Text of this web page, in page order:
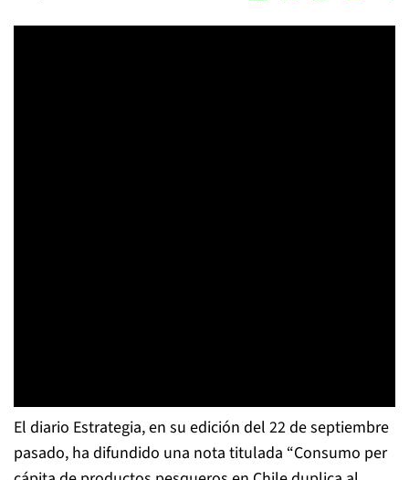
El diario Estrategia, en su edición del 22 de septiembre
pasado, ha difundido una nota titulada “Consumo per